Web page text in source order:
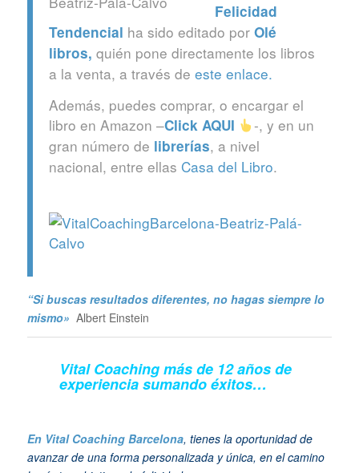
Felicidad
Tendencial ha sido editado por Olé
libros, quién pone directamente los libros
a la venta, a través de este enlace.
Además, puedes comprar, o encargar el
libro en Amazon –Click AQUI
-, y en un
gran número de librerías, a nivel
nacional, entre ellas Casa del Libro.
“Si buscas resultados diferentes, no hagas siempre lo
mismo» Albert Einstein
Vital Coaching más de 12 años de
experiencia sumando éxitos…
En Vital Coaching Barcelona, tienes la oportunidad de
avanzar de una forma personalizada y única, en el camino